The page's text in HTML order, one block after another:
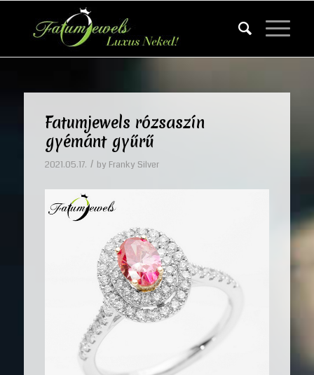
Fatumjewels rózsaszín
gyémánt gyűrű
2021.05.17. / by Franky Silver